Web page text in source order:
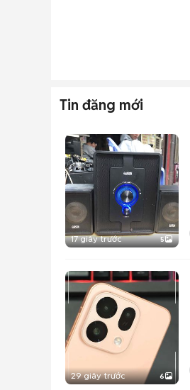
Tin đăng mới
17 giây trước 5
29 giây trước 6